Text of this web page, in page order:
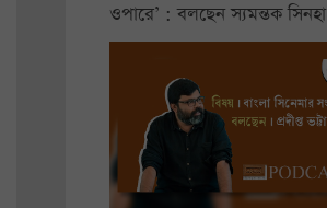
ওপারে’ : বলছেন স্যমন্তক সিনহা